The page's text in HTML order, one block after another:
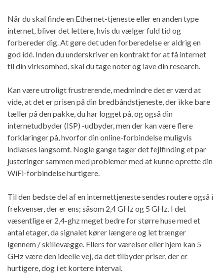
Når du skal finde en Ethernet-tjeneste eller en anden type
internet, bliver det lettere, hvis du vælger fuld tid og
forbereder dig. At gøre det uden forberedelse er aldrig en
god idé. Inden du underskriver en kontrakt for at få internet
til din virksomhed, skal du tage noter og lave din research.
Kan være utroligt frustrerende, medmindre det er værd at
vide, at det er prisen på din bredbåndstjeneste, der ikke bare
tæller på den pakke, du har logget på, og også din
internetudbyder (ISP) -udbyder, men der kan være flere
forklaringer på, hvorfor din online-forbindelse muligvis
indlæses langsomt. Nogle gange tager det fejlfinding et par
justeringer sammen med problemer med at kunne oprette din
WiFi-forbindelse hurtigere.
Til den bedste del af en internettjeneste sendes routere også i
frekvenser, der er ens; såsom 2,4 GHz og 5 GHz. I det
væsentlige er 2,4-ghz meget bedre for større huse med et
antal etager, da signalet kører længere og let trænger
igennem / skillevægge. Ellers for værelser eller hjem kan 5
GHz være den ideelle vej, da det tilbyder priser, der er
hurtigere, dog i et kortere interval.